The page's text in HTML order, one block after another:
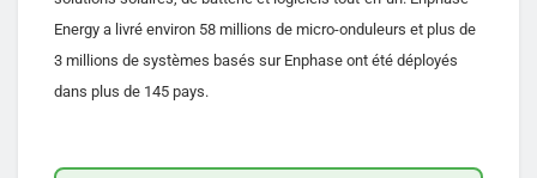
Energy a livré environ 58 millions de micro-onduleurs et plus de
3 millions de systèmes basés sur Enphase ont été déployés
dans plus de 145 pays.